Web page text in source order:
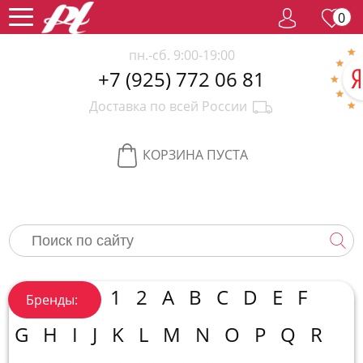
0
пн.-сб. 9:00-19:00
+7 (925) 772 06 81
Доставка по всей России
КОРЗИНА ПУСТА
Бренды: 1 2 A B C D E
F
G
H I J K L M N O P Q
R
Женский
парфюм
Мужской
парфюм
Селективный
косметика
Новинки
Хиты
продаж
Спецпредложение